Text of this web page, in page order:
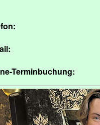
Terminbuchung: